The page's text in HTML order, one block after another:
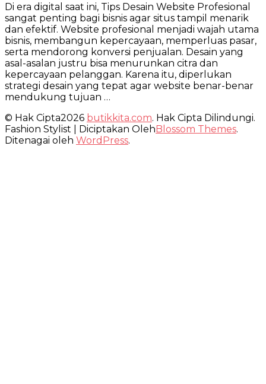
Desain
Website
Profesional
untuk
Bisnis
Di era digital saat ini, Tips Desain Website Profesional
sangat penting bagi bisnis agar situs tampil menarik
dan efektif. Website profesional menjadi wajah utama
bisnis, membangun kepercayaan, memperluas pasar,
serta mendorong konversi penjualan. Desain yang
asal-asalan justru bisa menurunkan citra dan
kepercayaan pelanggan. Karena itu, diperlukan
strategi desain yang tepat agar website benar-benar
mendukung tujuan …
© Hak Cipta2026 butikkita.com. Hak Cipta Dilindungi.
Fashion Stylist | Diciptakan OlehBlossom Themes.
Ditenagai oleh WordPress.